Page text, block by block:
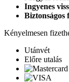
Ingyenes
Biztonságos
Kényelmesen
Utánvét
Előre utalás